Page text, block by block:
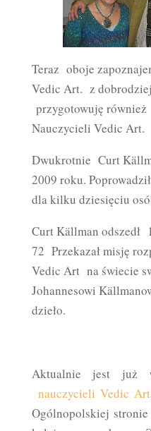
Teraz oboje
Vedic Art. z
przygotowuję
Nauczycieli Vedic Art.
Dwukrotnie Curt
2009 roku.
dla kilku dziesięciu
Curt Källman
72 Przekazał misję
Vedic Art na świecie
Johannesowi
dzieło.
Aktualnie jest
nauczycieli Vedic Art
Ogólnopolskiej